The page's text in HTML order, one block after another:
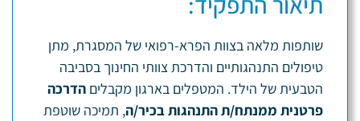
שותפות מלאה בצוות הפרא-רפואי של המסגרת, מתן
טיפולים התנהגותיים והדרכת צוותי החינוך בסביבה
הטבעית של הילד. המטפלים בארגון מקבלים הדרכה
פרטנית ממנתח/ת התנהגות בכיר/ה, תמיכה שוטפת